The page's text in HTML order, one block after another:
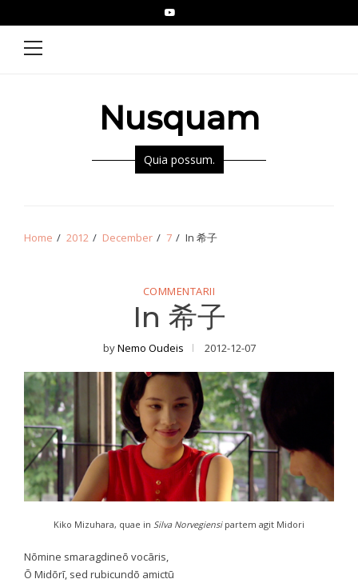
YouTube
Primary
Nusquam
Quia possum.
Home 2012 December 7 In 希子
COMMENTARII
In 希子
byNemo Oudeis 2012-12-07
Kiko Mizuhara, quae in Silva Norvegiensipartem agit Midori
Nōmine smaragdineō vocāris,
Ō Midōrī, sed rubicundō amictū